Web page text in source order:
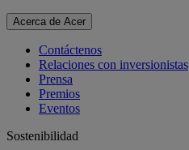
Acerca de Acer
Contáctenos
Relaciones con inversionistas
Prensa
Premios
Eventos
Sostenibilidad